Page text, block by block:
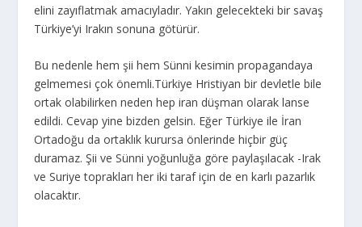
elini zayıflatmak amacıyladır. Yakın gelecekteki bir savaş
Türkiye’yi Irakın sonuna götürür.
Bu nedenle hem şii hem Sünni kesimin propagandaya
gelmemesi çok önemli.Türkiye Hristiyan bir devletle bile
ortak olabilirken neden hep iran düşman olarak lanse
edildi. Cevap yine bizden gelsin. Eğer Türkiye ile İran
Ortadoğu da ortaklık kurursa önlerinde hiçbir güç
duramaz. Şii ve Sünni yoğunluğa göre paylaşılacak -Irak
ve Suriye toprakları her iki taraf için de en karlı pazarlık
olacaktır.